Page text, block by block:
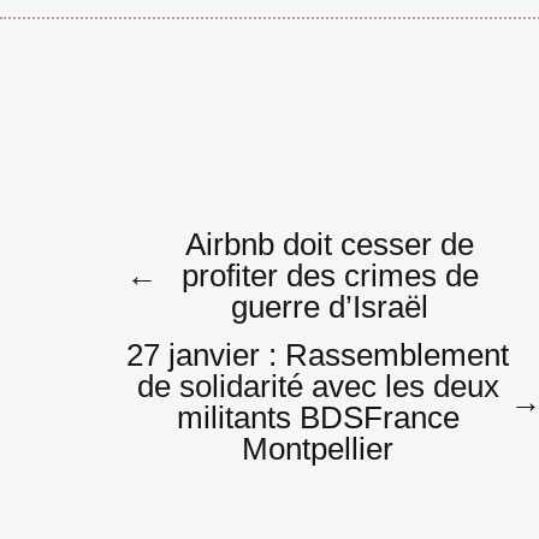
Navigation
de
l’article
←
Airbnb doit cesser de
profiter des crimes de
guerre d’Israël
27 janvier : Rassemblement
de solidarité avec les deux
militants BDSFrance
Montpellier
→